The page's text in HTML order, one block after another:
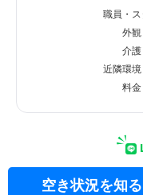
職員・
外
介
近隣環
料
空き状況を知る